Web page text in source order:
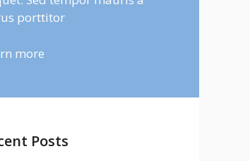
porttitor
more
Posts